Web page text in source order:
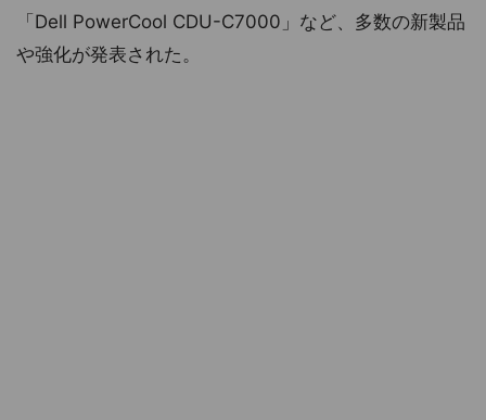
「Dell PowerCool CDU-C7000」など、多数の新製品
や強化が発表された。